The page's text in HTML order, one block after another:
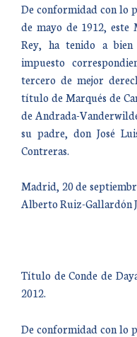
De conformidad con lo
de mayo de 1912, este
Rey, ha tenido a
impuesto
tercero de mejor
título de Marqués de
de Andrada-
su padre, don José
Contreras.
Madrid, 20 de
Alberto Ruiz-Gallardón
Título de Conde de
2012.
De conformidad con lo